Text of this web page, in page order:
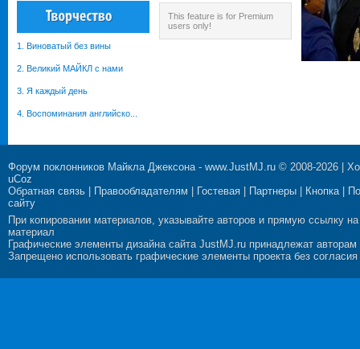
1. Виноватый без вины
2. Великий МАЙКЛ с нами
3. Я каждый день
4. Воспоминания английско...
This feature is for Premium
users only!
Форум поклонников Майкла Джексона- www.JustMJ.ru © 2008-2026 |
uCoz
Обратная связь
Правообладателям Гостевая Партнеры Кнопка|
сайту
При копировании материалов, указывайте авторов и прямую ссылку на
материал
Графические элементы дизайна сайта JustMJ.ru принадлежат авторам
Запрещено использовать графические элементы проекта без согласия